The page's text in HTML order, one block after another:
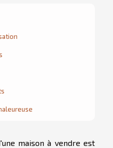
maison à vendre est